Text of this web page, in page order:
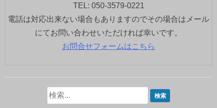
TEL: 050-3579-0221
電話は対応出来ない場合もありますのでその場合はメール
にてお問い合わせいただければ幸いです。
お問合せフォームはこちら